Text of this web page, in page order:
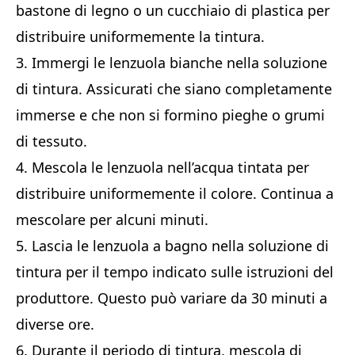
bastone di legno o un cucchiaio di plastica per
distribuire uniformemente la tintura.
3. Immergi le lenzuola bianche nella soluzione
di tintura. Assicurati che siano completamente
immerse e che non si formino pieghe o grumi
di tessuto.
4. Mescola le lenzuola nell’acqua tintata per
distribuire uniformemente il colore. Continua a
mescolare per alcuni minuti.
5. Lascia le lenzuola a bagno nella soluzione di
tintura per il tempo indicato sulle istruzioni del
produttore. Questo può variare da 30 minuti a
diverse ore.
6. Durante il periodo di tintura, mescola di